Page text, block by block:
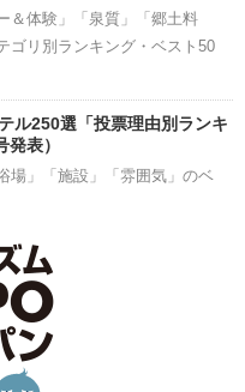
＆体験」「泉質」「郷土料
ゴリ別ランキング・ベスト50
ル250選「投票理由別ランキ
表）
場」「施設」「雰囲気」のベ